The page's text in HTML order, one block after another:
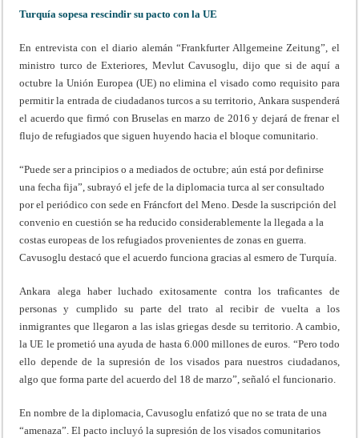
Turquía sopesa rescindir su pacto con la UE
En entrevista con el diario alemán “Frankfurter Allgemeine Zeitung”, el
ministro turco de Exteriores, Mevlut Cavusoglu, dijo que si de aquí a
octubre la Unión Europea (UE) no elimina el visado como requisito para
permitir la entrada de ciudadanos turcos a su territorio, Ankara suspenderá
el acuerdo que firmó con Bruselas en marzo de 2016 y dejará de frenar el
flujo de refugiados que siguen huyendo hacia el bloque comunitario.
“Puede ser a principios o a mediados de octubre; aún está por definirse
una fecha fija”, subrayó el jefe de la diplomacia turca al ser consultado
por el periódico con sede en Fráncfort del Meno. Desde la suscripción del
convenio en cuestión se ha reducido considerablemente la llegada a la
costas europeas de los refugiados provenientes de zonas en guerra.
Cavusoglu destacó que el acuerdo funciona gracias al esmero de Turquía.
Ankara alega haber luchado exitosamente contra los traficantes de
personas y cumplido su parte del trato al recibir de vuelta a los
inmigrantes que llegaron a las islas griegas desde su territorio. A cambio,
la UE le prometió una ayuda de hasta 6.000 millones de euros. “Pero todo
ello depende de la supresión de los visados para nuestros ciudadanos,
algo que forma parte del acuerdo del 18 de marzo”, señaló el funcionario.
En nombre de la diplomacia, Cavusoglu enfatizó que no se trata de una
“amenaza”. El pacto incluyó la supresión de los visados comunitarios